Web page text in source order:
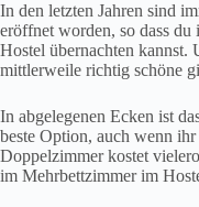
In den letzten Jahren sind
eröffnet worden, so dass
Hostel übernachten kannst.
mittlerweile richtig schöne
In abgelegenen Ecken ist
beste Option, auch wenn
Doppelzimmer kostet
im Mehrbettzimmer im